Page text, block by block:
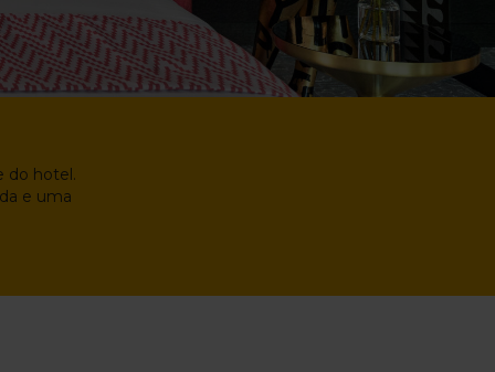
do hotel.
e uma